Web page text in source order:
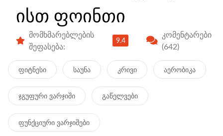
ისთ ფოინთი
მომხმარებლების
შეფასება:
9.4
კომენტარები
(642)
ფიტნესი საუნა კრივი აერობიკა
ჯგუფური ვარჯიში გაწელვები
ფუნქციური ვარჯიშები